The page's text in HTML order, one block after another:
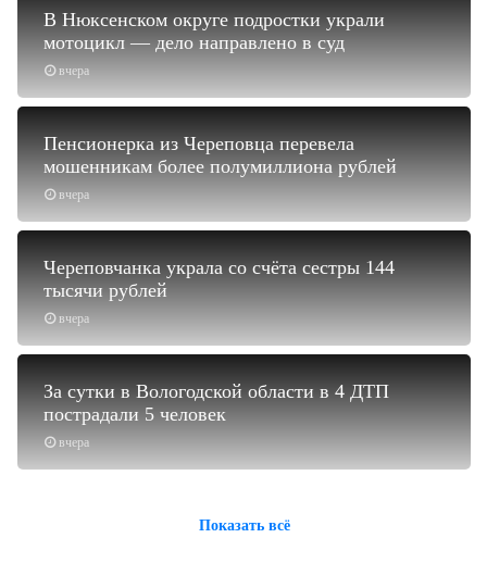
вчера
В Нюксенском округе подростки украли
мотоцикл — дело направлено в суд
вчера
Пенсионерка из Череповца перевела
мошенникам более полумиллиона рублей
вчера
Череповчанка украла со счёта сестры 144
тысячи рублей
вчера
За сутки в Вологодской области в 4 ДТП
пострадали 5 человек
Показать всё